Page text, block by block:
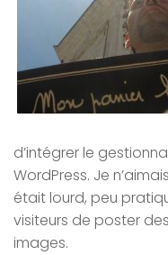
d’intégrer le
WordPress. Je
était lourd, peu
visiteurs de poster
images.